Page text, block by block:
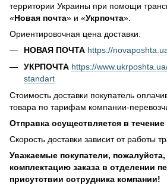
территории Украины при помощи
«Новая почта» и «Укрпочта».
Ориентировочная цена доставки:
НОВАЯ ПОЧТА https://
УКРПОЧТА https://
standart
Стоимость доставки покупатель
товара по тарифам компании-
Отправка осуществляется в
Скорость доставки зависит от работы
Уважаемые покупатели,
комплектацию заказа в отделении
присутствии сотрудника компании!